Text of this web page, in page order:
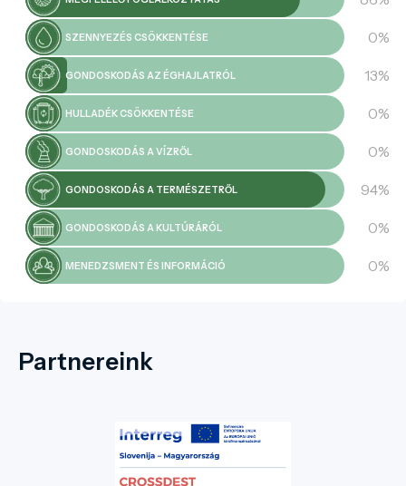
SZENNYEZÉS CSÖKKENTÉSE 0%
GONDOSKODÁS AZ ÉGHAJLATRÓL 13%
HULLADÉK CSÖKKENTÉSE 0%
GONDOSKODÁS A VÍZRŐL 0%
GONDOSKODÁS A TERMÉSZETRŐL 94%
GONDOSKODÁS A KULTÚRÁRÓL 0%
MENEDZSMENT ÉS INFORMÁCIÓ 0%
Partnereink